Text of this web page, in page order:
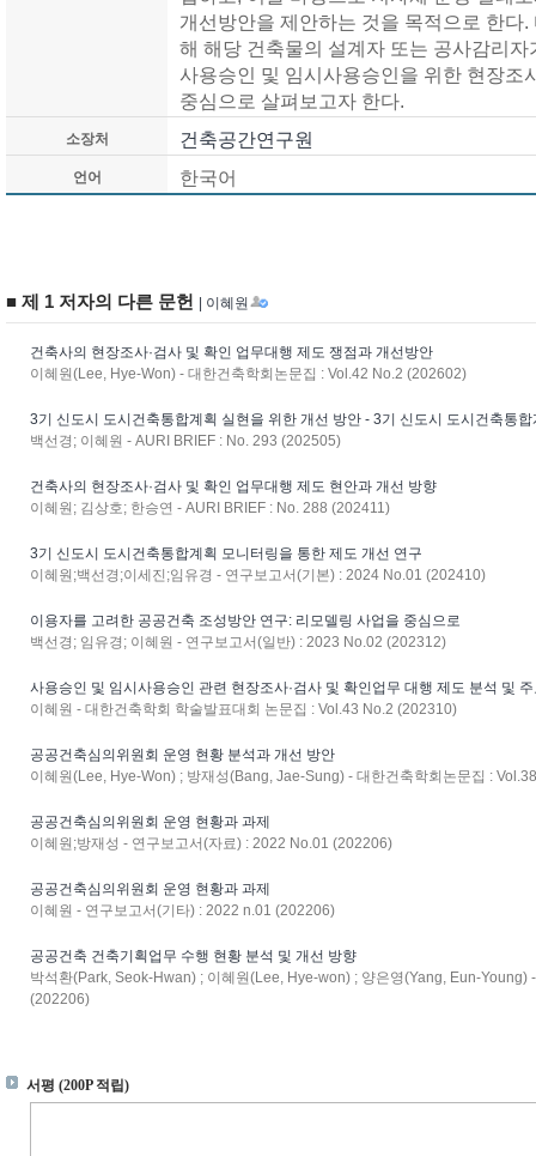
개선방안을 제안하는 것을 목적으로 한다
해 해당 건축물의 설계자 또는 공사감리
사용승인 및 임시사용승인을 위한 현장조
중심으로 살펴보고자 한다.
소장처 건축공간연구원
언어 한국어
■ 제 1 저자의 다른 문헌 | 이혜원
건축사의 현장조사·검사 및 확인 업무대행 제도 쟁점과 개선방안
이혜원(Lee, Hye-Won) - 대한건축학회논문집 : Vol.42 No.2 (202602)
3기 신도시 도시건축통합계획 실현을 위한 개선 방안 - 3기 신도시 도시건축통
백선경; 이혜원 - AURI BRIEF : No. 293 (202505)
건축사의 현장조사·검사 및 확인 업무대행 제도 현안과 개선 방향
이혜원; 김상호; 한승연 - AURI BRIEF : No. 288 (202411)
3기 신도시 도시건축통합계획 모니터링을 통한 제도 개선 연구
이혜원;백선경;이세진;임유경 - 연구보고서(기본) : 2024 No.01 (202410)
이용자를 고려한 공공건축 조성방안 연구: 리모델링 사업을 중심으로
백선경; 임유경; 이혜원 - 연구보고서(일반) : 2023 No.02 (202312)
사용승인 및 임시사용승인 관련 현장조사·검사 및 확인업무 대행 제도 분석 및
이혜원 - 대한건축학회 학술발표대회 논문집 : Vol.43 No.2 (202310)
공공건축심의위원회 운영 현황 분석과 개선 방안
이혜원(Lee, Hye-Won) ; 방재성(Bang, Jae-Sung) - 대한건축학회논문집 :
공공건축심의위원회 운영 현황과 과제
이혜원;방재성 - 연구보고서(자료) : 2022 No.01 (202206)
공공건축심의위원회 운영 현황과 과제
이혜원 - 연구보고서(기타) : 2022 n.01 (202206)
공공건축 건축기획업무 수행 현황 분석 및 개선 방향
박석환(Park, Seok-Hwan) ; 이혜원(Lee, Hye-won) ; 양은영(Yang, Eun-Young)
(202206)